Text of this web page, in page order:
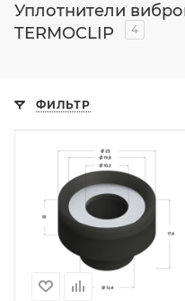
Уплотнители
TERMOCLIP
4
ФИЛЬТР